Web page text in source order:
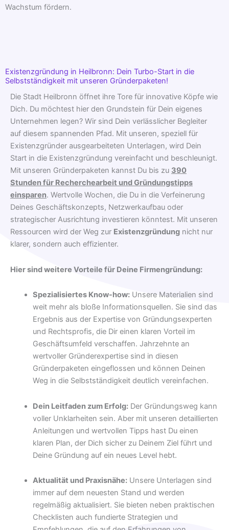
Wachstum fördern.
Existenzgründung in Heilbronn: Dein Turbo-Start in die
Selbstständigkeit mit unseren Gründerpaketen!
Die Stadt Heilbronn öffnet ihre Tore für innovative Köpfe wie
Dich. Du möchtest hier den Grundstein für Dein eigenes
Unternehmen legen? Wir sind Dein verlässlicher Begleiter
auf diesem spannenden Pfad. Mit unseren, speziell für
Existenzgründer ausgearbeiteten Unterlagen, wird Dein
Start in die Existenzgründung vereinfacht und beschleunigt.
Mit unseren Gründerpaketen kannst Du bis zu 390
Stunden für Recherchearbeit und Gründungstipps
einsparen. Wertvolle Wochen, die Du in die Verfeinerung
Deines Geschäftskonzepts, Netzwerkaufbau oder
strategischer Ausrichtung investieren könntest. Mit unseren
Ressourcen wird der Weg zur Existenzgründung nicht nur
klarer, sondern auch effizienter.
Hier sind weitere Vorteile für Deine Firmengründung:
Spezialisiertes Know-how:Unsere Materialien sind
weit mehr als bloße Informationsquellen. Sie sind das
Ergebnis aus der Expertise von Gründungsexperten
und Rechtsprofis, die Dir einen klaren Vorteil im
Geschäftsumfeld verschaffen. Jahrzehnte an
wertvoller Gründerexpertise sind in diesen
Gründerpaketen eingeflossen und können Deinen
Weg in die Selbstständigkeit deutlich vereinfachen.
Dein Leitfaden zum Erfolg:Der Gründungsweg kann
voller Unklarheiten sein. Aber mit unseren detaillierten
Anleitungen und wertvollen Tipps hast Du einen
klaren Plan, der Dich sicher zu Deinem Ziel führt und
Deine Gründung auf ein neues Level hebt.
Aktualität und Praxisnähe:Unsere Unterlagen sind
immer auf dem neuesten Stand und werden
regelmäßig aktualisiert. Sie bieten neben praktischen
Checklisten auch fundierte Strategien und